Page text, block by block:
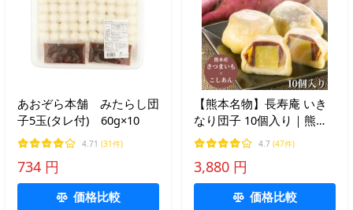
あおぞら本舗 みたらし団
子5玉(タレ付) 60g×10
4.71 (31件)
734 円
価格比較
【熊本名物】長寿庵 いき
なり団子 10個入り｜熊本
産 さつまいも×こしあん
餡子 郷土菓子 和菓子 ギフ
ト 冷凍配送
4.7 (47件)
3,880 円
価格比較